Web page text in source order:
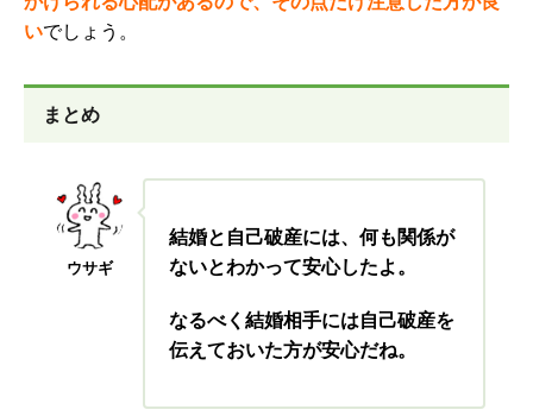
いでしょう。
まとめ
ウサギ
結婚と自己破産には、何も関係が
ないとわかって安心したよ。
なるべく結婚相手には自己破産を
伝えておいた方が安心だね。